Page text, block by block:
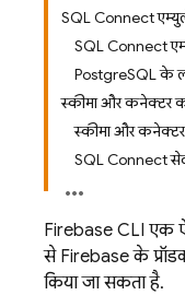
SQL Connect
SQL Connect
PostgreSQL के
स्कीमा और कनेक्टर
स्कीमा और कनेक्टर
SQL Connect
Firebase CLI एक
से Firebase के
किया जा सकता है.